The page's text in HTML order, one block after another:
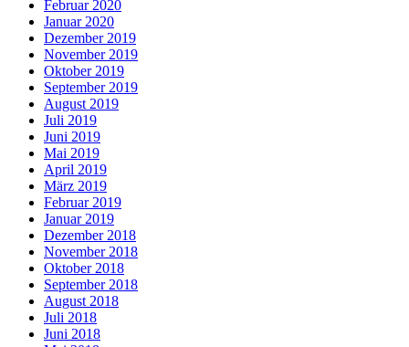
Februar 2020
Januar 2020
Dezember 2019
November 2019
Oktober 2019
September 2019
August 2019
Juli 2019
Juni 2019
Mai 2019
April 2019
März 2019
Februar 2019
Januar 2019
Dezember 2018
November 2018
Oktober 2018
September 2018
August 2018
Juli 2018
Juni 2018